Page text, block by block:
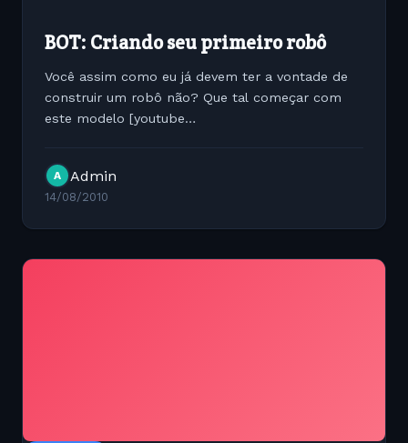
BOT: Criando seu primeiro robô
Você assim como eu já devem ter a vontade de
construir um robô não? Que tal começar com
este modelo [youtube
Veja a matéria...
A Admin
14/08/2010